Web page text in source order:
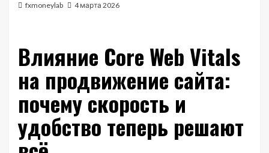
fxmoneylab 4 марта 2026
Влияние Core Web Vitals
на продвижение сайта:
почему скорость и
удобство теперь решают